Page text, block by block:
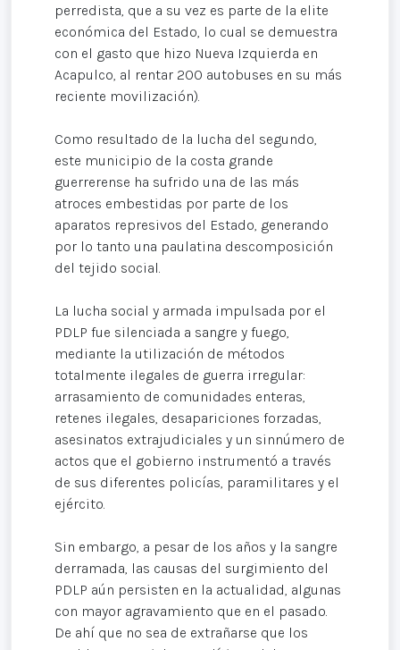
perredista, que a su vez es parte de la elite
económica del Estado, lo cual se demuestra
con el gasto que hizo Nueva Izquierda en
Acapulco, al rentar 200 autobuses en su más
reciente movilización).
Como resultado de la lucha del segundo,
este municipio de la costa grande
guerrerense ha sufrido una de las más
atroces embestidas por parte de los
aparatos represivos del Estado, generando
por lo tanto una paulatina descomposición
del tejido social.
La lucha social y armada impulsada por el
PDLP fue silenciada a sangre y fuego,
mediante la utilización de métodos
totalmente ilegales de guerra irregular:
arrasamiento de comunidades enteras,
retenes ilegales, desapariciones forzadas,
asesinatos extrajudiciales y un sinnúmero de
actos que el gobierno instrumentó a través
de sus diferentes policías, paramilitares y el
ejército.
Sin embargo, a pesar de los años y la sangre
derramada, las causas del surgimiento del
PDLP aún persisten en la actualidad, algunas
con mayor agravamiento que en el pasado.
De ahí que no sea de extrañarse que los